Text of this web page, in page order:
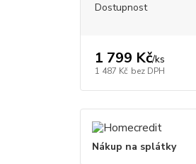
Dostupnost
1 799 Kč/ks
1 487 Kč bez DPH
Nákup na splátky